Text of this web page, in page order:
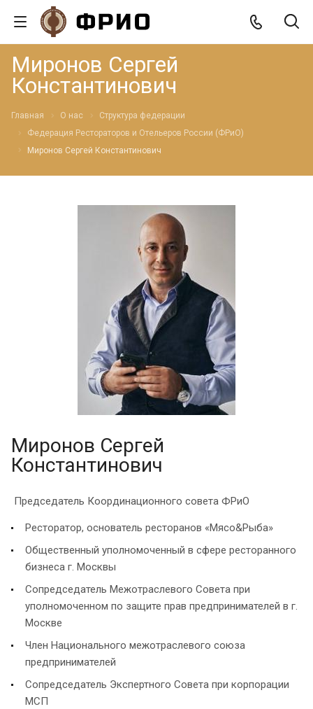
Миронов Сергей
Константинович
Главная О нас
Структура федерации
Федерация Рестораторов и Отельеров России (ФРиО)
Миронов Сергей Константинович
Миронов Сергей
Константинович
Председатель Координационного совета ФРиО
Ресторатор, основатель ресторанов «Мясо&Рыба»
Общественный уполномоченный в сфере ресторанного
бизнеса г. Москвы
Сопредседатель Межотраслевого Совета при
уполномоченном по защите прав предпринимателей в г.
Москве
Член Национального межотраслевого союза
предпринимателей
Сопредседатель Экспертного Совета при корпорации
МСП